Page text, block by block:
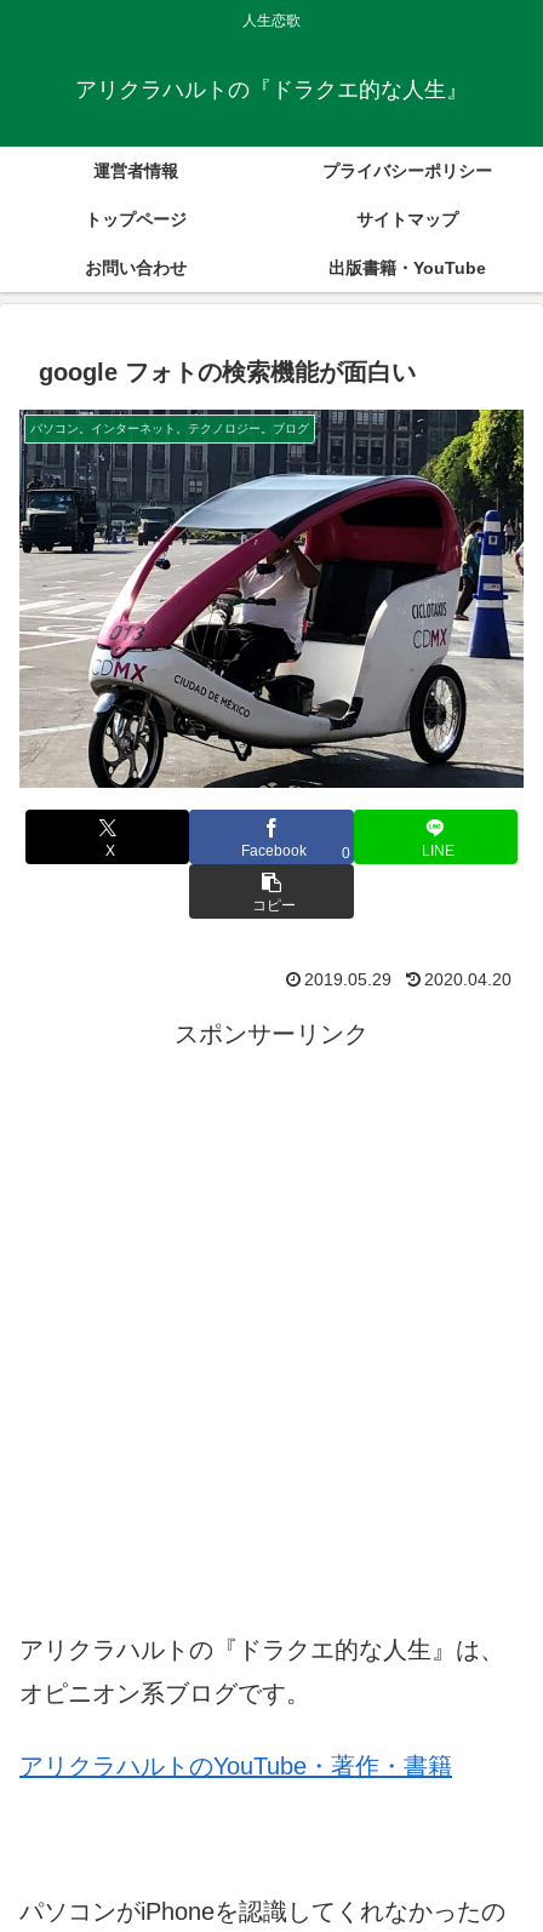
人生恋歌
アリクラハルトの『ドラクエ的な人生』
運営者情報 プライバシーポリシー
トップページ サイトマップ
お問い合わせ 出版書籍・YouTube
google フォトの検索機能が面白い
パソコン。インターネット。テクノロジー。ブログ
X Facebook 0 LINE
コピー
2019.05.29 2020.04.20
スポンサーリンク
アリクラハルトの『ドラクエ的な人生』は、
オピニオン系ブログです。
アリクラハルトのYouTube・著作・書籍
パソコンがiPhoneを認識してくれなかったの